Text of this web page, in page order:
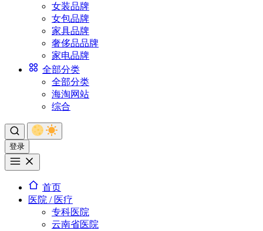
女装品牌
女包品牌
家具品牌
奢侈品品牌
家电品牌
全部分类
全部分类
海淘网站
综合
登录
首页
医院 / 医疗
专科医院
云南省医院